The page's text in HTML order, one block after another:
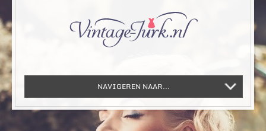
NAVIGEREN NAAR...